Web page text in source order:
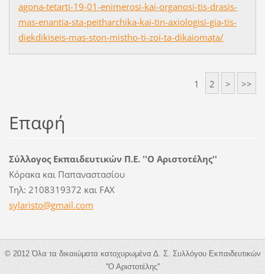
agona-tetarti-19-01-enimerosi-kai-organosi-tis-drasis-
mas-enantia-sta-peitharchika-kai-tin-axiologisi-gia-tis-
diekdikiseis-mas-ston-mistho-ti-zoi-ta-dikaiomata/
1 2 > >>
Επαφή
Σύλλογος Εκπαιδευτικών Π.Ε. ''Ο Αριστοτέλης''
Κόρακα και Παπαναστασίου
Τηλ: 2108319372 και FAX
sylaristo@gmail.com
© 2012 Όλα τα δικαιώματα κατοχυρωμένα Δ. Σ. Συλλόγου Εκπαιδευτικών
''Ο Αριστοτέλης''